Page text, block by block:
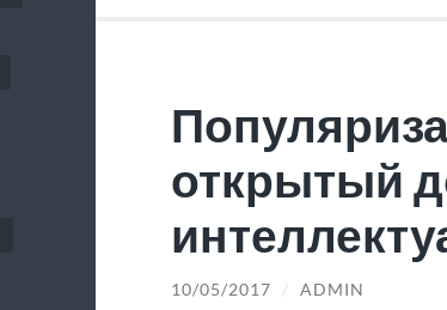
открытый
10/05/2017 / ADMIN